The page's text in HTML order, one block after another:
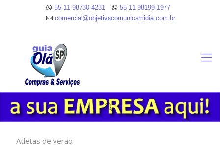
55 11 98730-4231
55 11 98199-1977
comercial@objetivacomunicamidia.com.br
Atletas de verão